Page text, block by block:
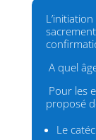
A quel
Pour les
proposé
Le